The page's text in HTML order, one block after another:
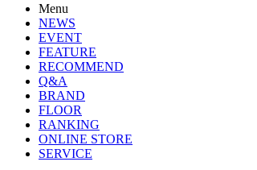
Menu
NEWS
EVENT
FEATURE
RECOMMEND
Q&A
BRAND
FLOOR
RANKING
ONLINE STORE
SERVICE